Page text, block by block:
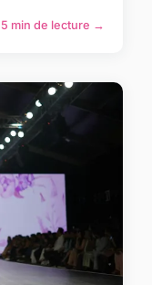
5 min de lecture →